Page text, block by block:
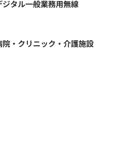
ジタル一般業務用無線
院・クリニック・介護施設